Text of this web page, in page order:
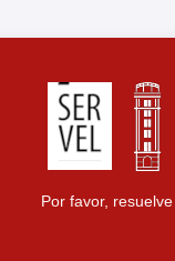
Por favor,